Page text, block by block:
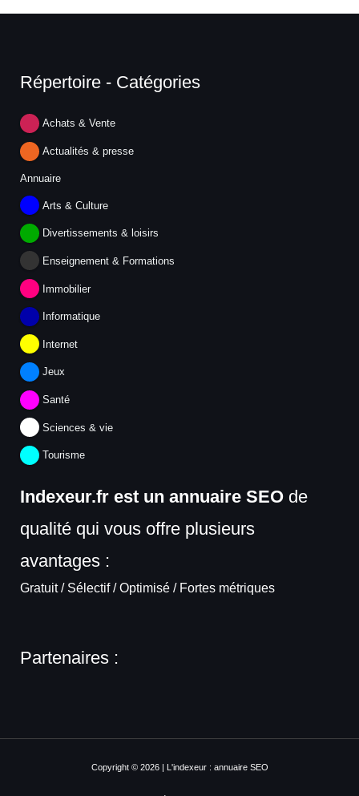
Répertoire - Catégories
Achats & Vente
Actualités & presse
Annuaire
Arts & Culture
Divertissements & loisirs
Enseignement & Formations
Immobilier
Informatique
Internet
Jeux
Santé
Sciences & vie
Tourisme
Indexeur.fr est un annuaire SEO de
qualité qui vous offre plusieurs
avantages :
Gratuit / Sélectif / Optimisé / Fortes métriques
Partenaires :
Copyright © 2026 | L'indexeur : annuaire SEO